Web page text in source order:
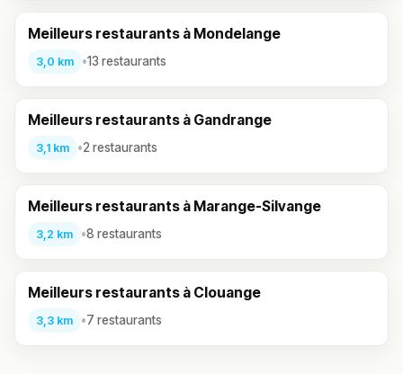
Meilleurs restaurants à Mondelange
3,0 km •13 restaurants
Meilleurs restaurants à Gandrange
3,1 km •2 restaurants
Meilleurs restaurants à Marange-Silvange
3,2 km •8 restaurants
Meilleurs restaurants à Clouange
3,3 km •7 restaurants